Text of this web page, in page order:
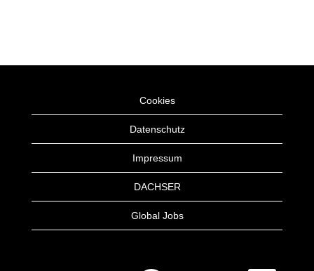
Cookies
Datenschutz
Impressum
DACHSER
Global Jobs